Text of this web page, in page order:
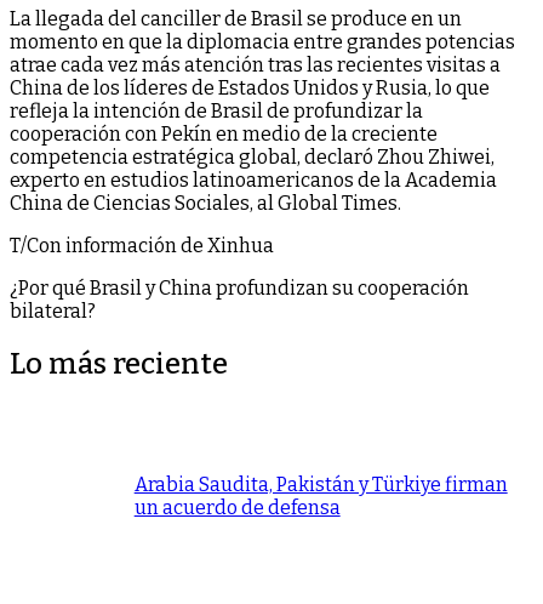
La llegada del canciller de Brasil se produce en un
momento en que la diplomacia entre grandes potencias
atrae cada vez más atención tras las recientes visitas a
China de los líderes de Estados Unidos y Rusia, lo que
refleja la intención de Brasil de profundizar la
cooperación con Pekín en medio de la creciente
competencia estratégica global, declaró Zhou Zhiwei,
experto en estudios latinoamericanos de la Academia
China de Ciencias Sociales, al Global Times.
T/Con información de Xinhua
¿Por qué Brasil y China profundizan su cooperación
bilateral?
Lo más reciente
Arabia Saudita, Pakistán y Türkiye firman
un acuerdo de defensa